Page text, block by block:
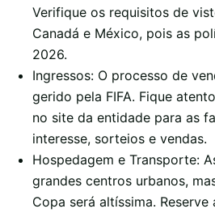
Verifique os requisitos de
Canadá e México, pois as
2026.
Ingressos: O processo de
gerido pela FIFA. Fique
no site da entidade para as
interesse, sorteios e vendas.
Hospedagem e Transporte:
grandes centros urbanos,
Copa será altíssima.